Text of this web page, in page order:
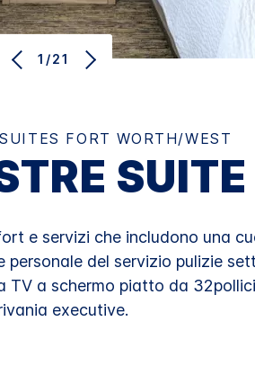
1/21
FORT WORTH/WEST
SUITE
e servizi che includono una
del servizio pulizie
TV a schermo piatto da
executive.